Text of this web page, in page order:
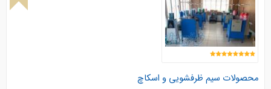
محصولات سیم ظرفشویی و اسکاچ